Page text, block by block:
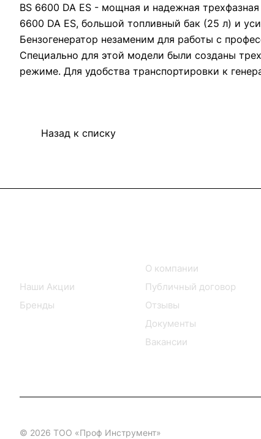
BS 6600 DA ES - мощная и надежная
6600 DA ES, большой топливный бак (25 л) и
Бензогенератор незаменим для работы с
Специально для этой модели были созданы
режиме. Для удобства транспортировки к
Назад к списку
Наши Акции
Бренды
О компании
Публичный договор
Отзывы
Документы
Вакансии
© 2026 ТОО «Проф Инструмент»